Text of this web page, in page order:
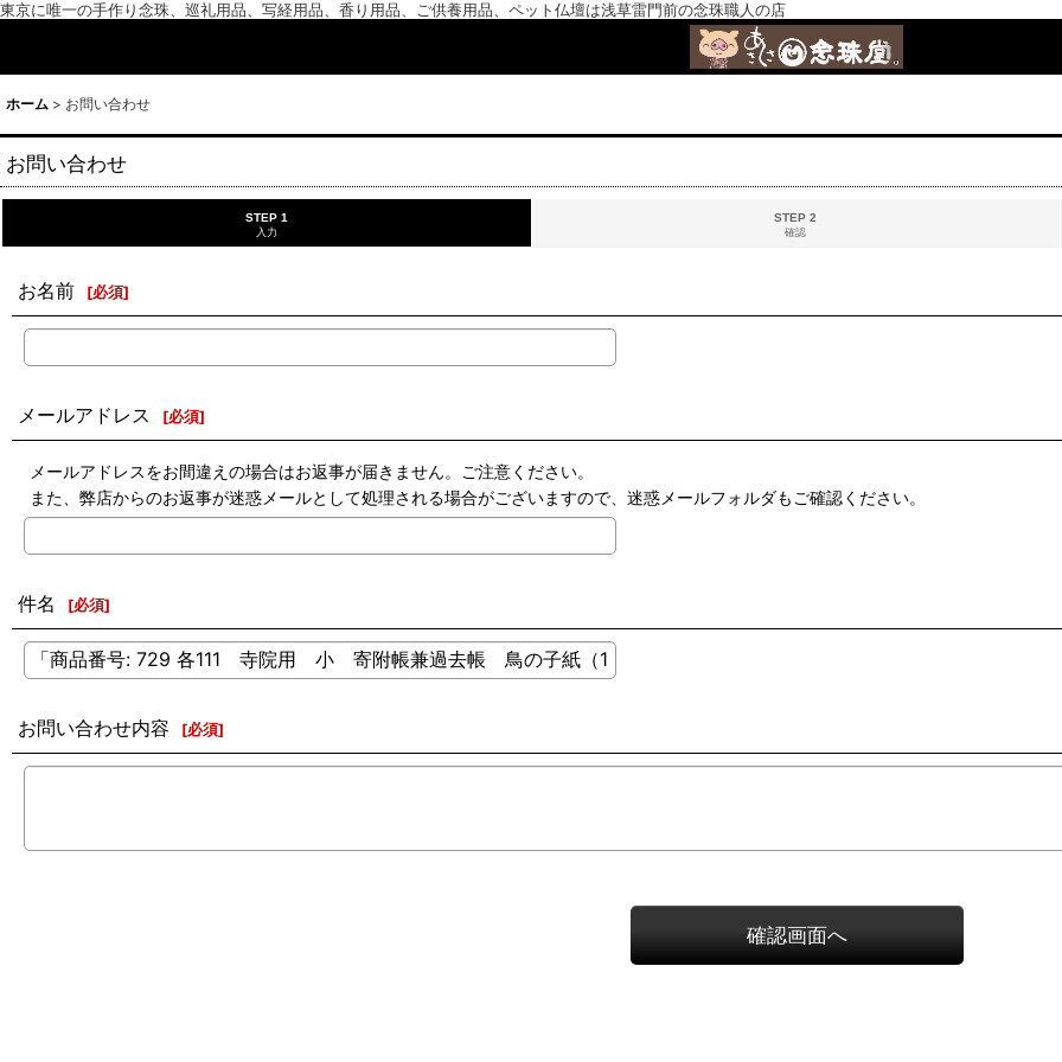
東京に唯一の手作り念珠、巡礼用品、写経用品、香り用品、ご供養用品、ペット仏壇は浅草雷門前の念珠職人の店
ホーム > お問い合わせ
お問い合わせ
STEP 1
入力
STEP 2
確認
お名前 [必須]
メールアドレス [必須]
メールアドレスをお間違えの場合はお返事が届きません。ご注意ください。
また、弊店からのお返事が迷惑メールとして処理される場合がございますので、迷惑メールフォルダもご確認ください。
件名 [必須]
お問い合わせ内容 [必須]
確認画面へ